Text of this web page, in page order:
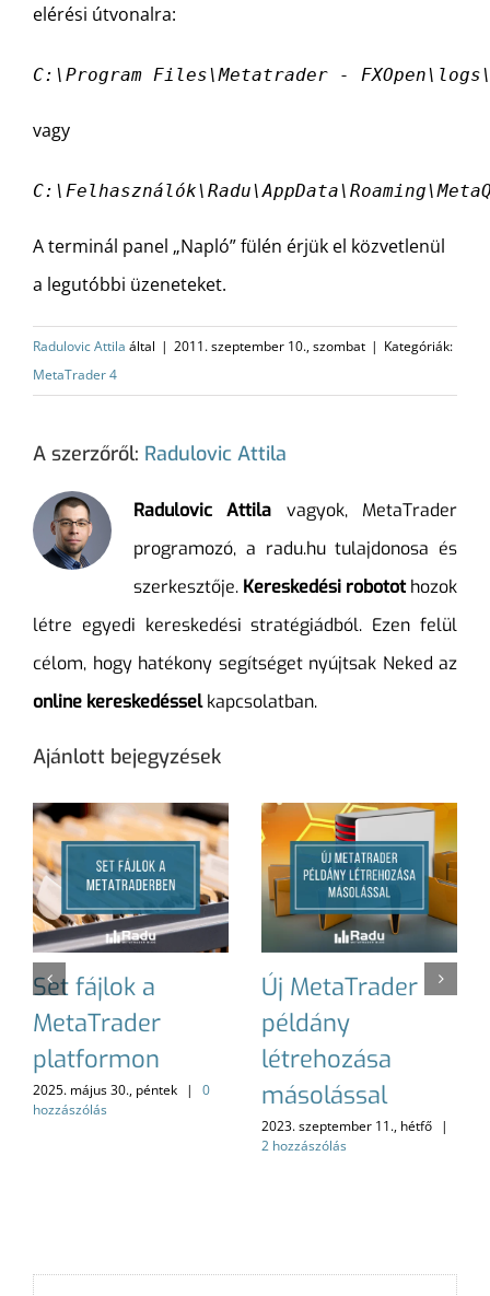
elérési útvonalra:
C:\Program Files\Metatrader -
vagy
A terminál panel „Napló” fülén érjük el közvetlenül
a legutóbbi üzeneteket.
Radulovic Attila által | 2011. szeptember 10., szombat | Kategóriák:
MetaTrader 4
A szerzőről: Radulovic Attila
Radulovic Attila vagyok, MetaTrader
programozó, a radu.hu tulajdonosa és
szerkesztője. Kereskedési robotothozok
létre egyedi kereskedési stratégiádból. Ezen felül
célom, hogy hatékony segítséget nyújtsak Neked az
online kereskedésselkapcsolatban.
Ajánlott bejegyzések
Set fájlok a
MetaTrader
platformon
2025. május 30., péntek |
0
hozzászólás
Új MetaTrader
példány
létrehozása
másolással
2023. szeptember 11., hétfő |
2 hozzászólás